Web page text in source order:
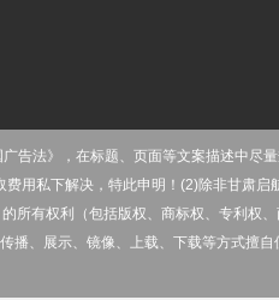
告法》，在标题、页面等文案描述中尽
用私下解决，特此申明！(2)除非甘肃
所有权利（包括版权、商标权、专利权
播、展示、镜像、上载、下载等方式擅